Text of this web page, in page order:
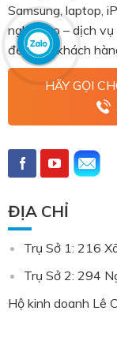
Samsung, laptop,
nghề cao – dịch
đến cho khách
HÃY GỌI
ĐỊA CHỈ
Trụ Sở 1: 216
Trụ Sở 2: 294
Hộ kinh doanh Lê